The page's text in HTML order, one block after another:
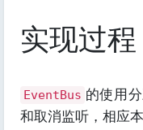
实现过程
EventBus 的使用
和取消监听，相应